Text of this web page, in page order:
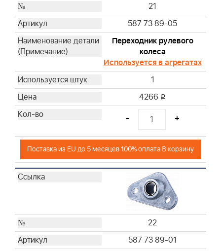
21
587 73 89-05
Переходник рулевого
колеса
Используется в агрегатах
1
4266 i
- +
Поставка из EU до 5 месяцев 100% оплата В корзину
22
587 73 89-01